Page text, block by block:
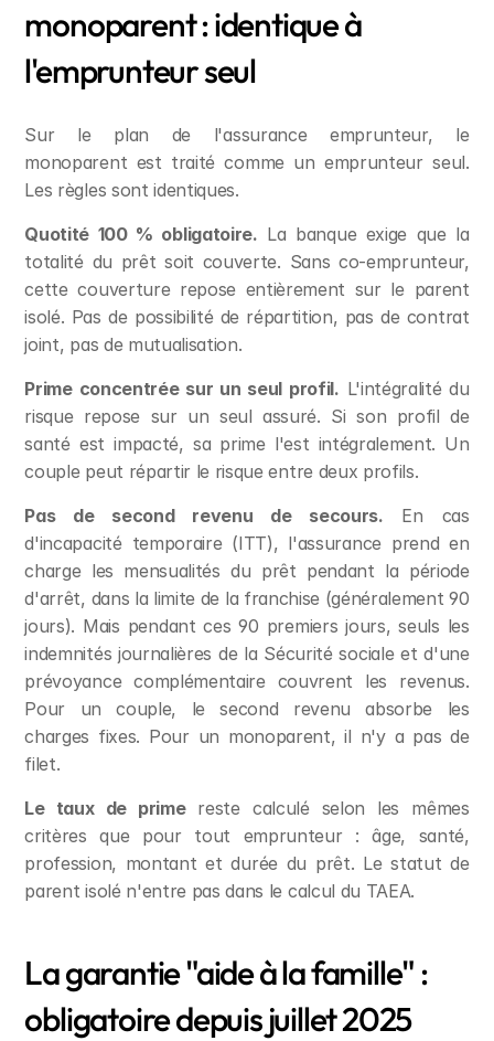
monoparent : identique à
l'emprunteur seul
Sur le plan de l'assurance emprunteur, le
monoparent est traité comme un emprunteur seul.
Les règles sont identiques.
Quotité 100 % obligatoire. La banque exige que la
totalité du prêt soit couverte. Sans co-emprunteur,
cette couverture repose entièrement sur le parent
isolé. Pas de possibilité de répartition, pas de contrat
joint, pas de mutualisation.
Prime concentrée sur un seul profil. L'intégralité du
risque repose sur un seul assuré. Si son profil de
santé est impacté, sa prime l'est intégralement. Un
couple peut répartir le risque entre deux profils.
Pas de second revenu de secours. En cas
d'incapacité temporaire (ITT), l'assurance prend en
charge les mensualités du prêt pendant la période
d'arrêt, dans la limite de la franchise (généralement 90
jours). Mais pendant ces 90 premiers jours, seuls les
indemnités journalières de la Sécurité sociale et d'une
prévoyance complémentaire couvrent les revenus.
Pour un couple, le second revenu absorbe les
charges fixes. Pour un monoparent, il n'y a pas de
filet.
Le taux de prime reste calculé selon les mêmes
critères que pour tout emprunteur : âge, santé,
profession, montant et durée du prêt. Le statut de
parent isolé n'entre pas dans le calcul du TAEA.
La garantie "aide à la famille" :
obligatoire depuis juillet 2025